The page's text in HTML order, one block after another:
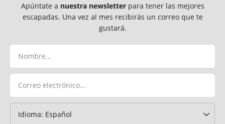
Apúntate a nuestra newsletterpara tener las mejores
escapadas. Una vez al mes recibirás un correo que te
gustará.